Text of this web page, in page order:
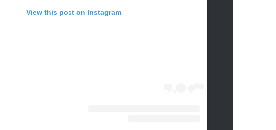
View this post on Instagram